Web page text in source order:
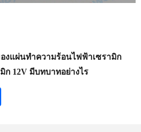
งแผ่นทำความร้อนไฟฟ้าเซรามิก
ก 12V มีบทบาทอย่างไร